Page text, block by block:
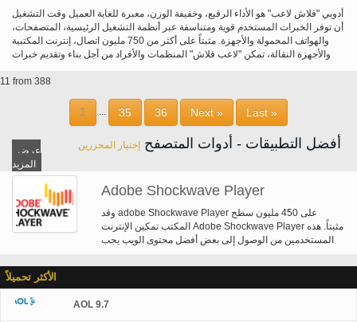
أدوبي "فلاش لاعب" هو الأداء الرفيع، وخفيفة الوزن، معبرة للغاية العميل وقت التشغيل
أن توفر الخبرات المستخدم قوية ومتناسقة عبر أنظمة التشغيل الرئيسية، المتصفحات،
والهواتف المحمولة والأجهزة. مثبتاً على أكثر من 750 مليون اتصال، إنترنت المكتبية
والأجهزة النقالة، تمكن "لاعب فلاش" المنظمات والأفراد من أجل بناء وتقديم خبرات
والتطبيقات مع وضع ملء الشاشة. فيديو نطاق ترددي منخفض، عالية الجودة مع تقنية
في الوقت الحقيقي مع عوامل التصفية لطمس، DropShadow، توهج، شطبه وتوهج
التدرج، شطبه التدرج، خريطة التشرد، الالتواء ومصفوفة الألوان. التراكيب الإعلامية
المبتكرة مع 8 بت الفيديو قنوات ألفا. طرق المزج، والتدرج الشعاعي، والتحسينات
السكتة الدماغية. تنسيقات الصور إضافية: GIF، JPEG التقدمي، وبابوا نيو غينيا. هذا
11 from 388
1 ... 35 36 Next » Last »
أفضل التطبيقات - أدوات المتصفح إختيار المحررين
عرض
المزيد
Adobe Shockwave Player
وقد adobe Shockwave Player على 450 مليون سطح
المكتب تمكين الإنترنت Adobe Shockwave Player مثبتاً. هذه
المستخدمين من الوصول إلى بعض أفضل محتوى الويب يجب
المنتج التفاعلية وتطبيقات الإنترنت التعلم. لاعب وحدثت الهزة
الأكثر تحميلاً
AOL 9.7